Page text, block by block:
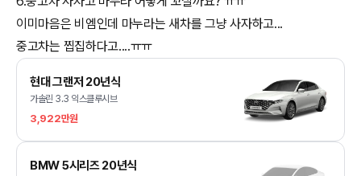
이미마음은 비엠인데 마누라는 새차를 그냥 사자하고...
중고차는 찝집하다고....ㅠㅠ
현대 그랜저 20년식
가솔린 3.3 익스클루시브
3,922만원
BMW 5시리즈 20년식